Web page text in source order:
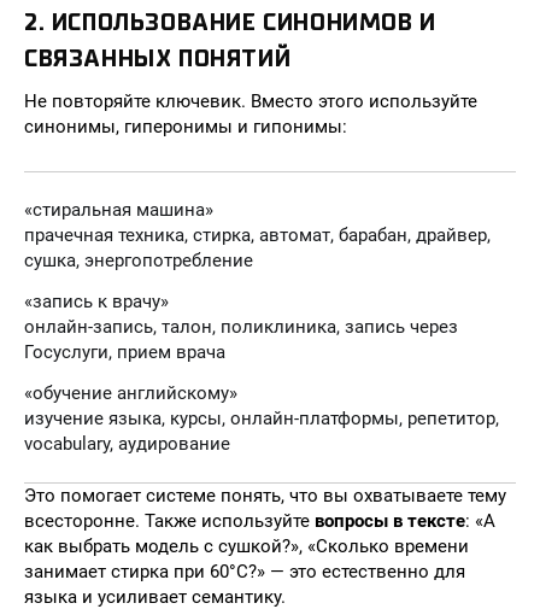
2. ИСПОЛЬЗОВАНИЕ СИНОНИМОВ И
СВЯЗАННЫХ ПОНЯТИЙ
Не повторяйте ключевик. Вместо этого используйте
синонимы, гиперонимы и гипонимы:
«стиральная машина»
прачечная техника, стирка, автомат, барабан, драйвер,
сушка, энергопотребление
«запись к врачу»
онлайн-запись, талон, поликлиника, запись через
Госуслуги, прием врача
«обучение английскому»
изучение языка, курсы, онлайн-платформы, репетитор,
vocabulary, аудирование
Это помогает системе понять, что вы охватываете тему
всесторонне. Также используйте вопросы в тексте: «А
как выбрать модель с сушкой?», «Сколько времени
занимает стирка при 60°C?» — это естественно для
языка и усиливает семантику.